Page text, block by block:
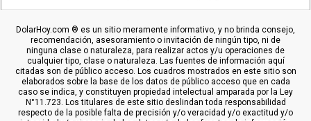
DolarHoy.com ® es un sitio meramente informativo, y no brinda consejo,
recomendación, asesoramiento o invitación de ningún tipo, ni de
ninguna clase o naturaleza, para realizar actos y/u operaciones de
cualquier tipo, clase o naturaleza. Las fuentes de información aquí
citadas son de público acceso. Los cuadros mostrados en este sitio son
elaborados sobre la base de los datos de público acceso que en cada
caso se indica, y constituyen propiedad intelectual amparada por la Ley
N°11.723. Los titulares de este sitio deslindan toda responsabilidad
respecto de la posible falta de precisión y/o veracidad y/o exactitud y/o